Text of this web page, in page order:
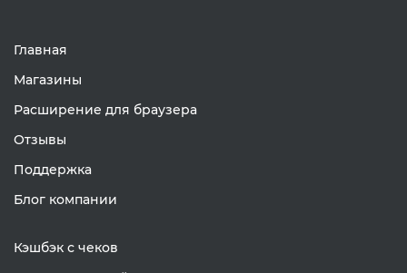
Главная
Магазины
Расширение для браузера
Отзывы
Поддержка
Блог компании
Кэшбэк с чеков